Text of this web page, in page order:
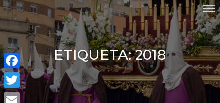
Skip
to
content
COFRADÍA DEL SANTO CRISTO
DE LA MISERICORDIA Y
NUESTRA SEÑORA DEL
SILENCIO DOLOROSO
ETIQUETA:2018
Facebook
Twitter